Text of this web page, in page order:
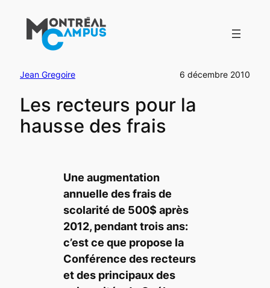
contenu
Jean Gregoire 6 décembre 2010
Les recteurs pour la
hausse des frais
Une augmentation
annuelle des frais de
scolarité de 500$ après
2012, pendant trois ans:
c’est ce que propose la
Conférence des recteurs
et des principaux des